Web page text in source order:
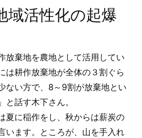
域活性化の起爆
放棄地を農地として活用してい
は耕作放棄地が全体の３割ぐら
ない方で、8～9割が放棄地とい
と話す木下さん。
夏に稲作をし、秋からは薪炭の
います。ところが、山を手入れ